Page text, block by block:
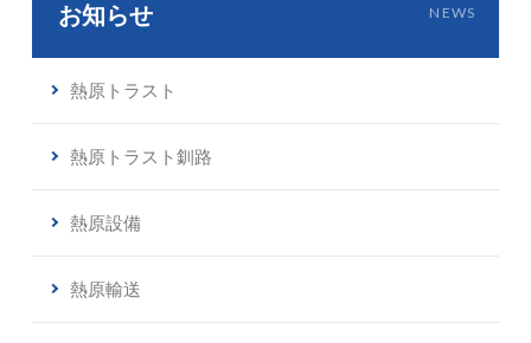
お知らせ NEWS
熱原トラスト
熱原トラスト釧路
熱原設備
熱原輸送